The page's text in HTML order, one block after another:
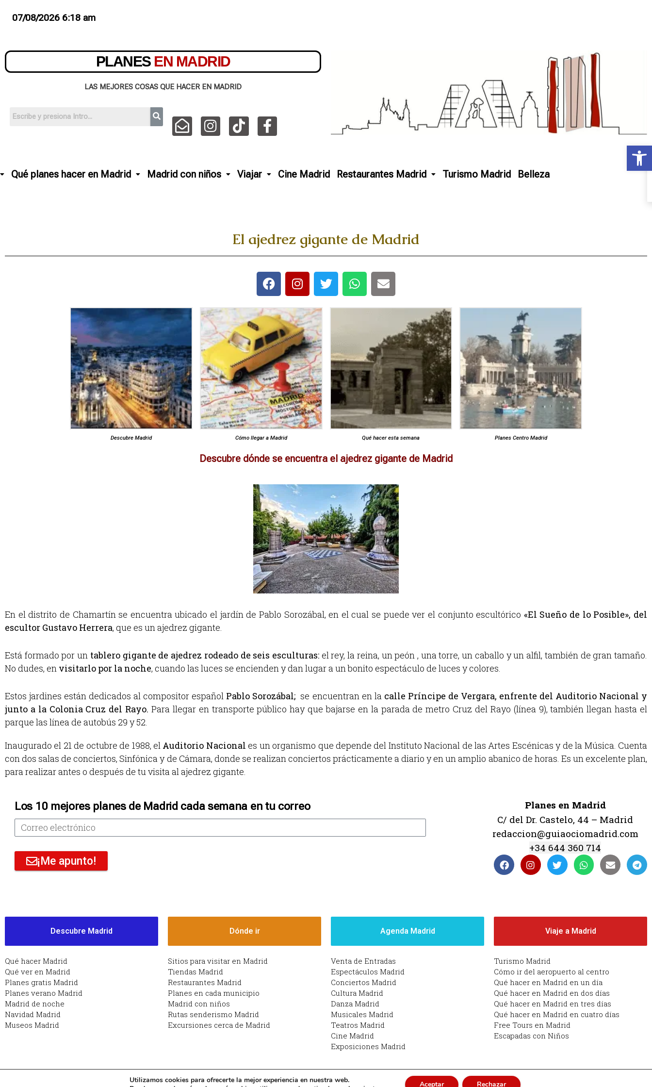
07/08/2026 6:18 am
PLANES EN MADRID
LAS MEJORES COSAS QUE HACER EN MADRID
Qué planes hacer en Madrid Madrid con niños Viajar Cine Madrid Restaurantes Madrid Turismo Madrid Belleza
El ajedrez gigante de Madrid
Descubre Madrid Cómo llegar a Madrid Qué hacer esta semana Planes Centro Madrid
Descubre dónde se encuentra el ajedrez gigante de Madrid
En el distrito de Chamartín se encuentra ubicado el jardín de Pablo Sorozábal, en el cual se puede ver el conjunto escultórico «El Sueño de lo Posible», del
escultor Gustavo Herrera, que es un ajedrez gigante.
Está formado por un tablero gigante de ajedrez rodeado de seis esculturas: el rey, la reina, un peón , una torre, un caballo y un alfil, también de gran tamaño.
No dudes, en visitarlo por la noche, cuando las luces se encienden y dan lugar a un bonito espectáculo de luces y colores.
Estos jardines están dedicados al compositor español Pablo Sorozábal; se encuentran en la calle Príncipe de Vergara, enfrente del Auditorio Nacional y
junto a la Colonia Cruz del Rayo. Para llegar en transporte público hay que bajarse en la parada de metro Cruz del Rayo (línea 9), también llegan hasta el
parque las línea de autobús 29 y 52.
Inaugurado el 21 de octubre de 1988, elAuditorio Nacional es un organismo que depende del Instituto Nacional de las Artes Escénicas y de la Música. Cuenta
con dos salas de conciertos, Sinfónica y de Cámara, donde se realizan conciertos prácticamente a diario y en un amplio abanico de horas. Es un excelente plan,
para realizar antes o después de tu visita al ajedrez gigante.
Los 10 mejores planes de Madrid cada semana en tu correo
¡Me apunto!
Planes en Madrid
C/ del Dr. Castelo, 44 – Madrid
redaccion@guiaociomadrid.com
+34 644 360 714
Descubre Madrid
Qué hacer Madrid
Qué ver en Madrid
Planes gratis Madrid
Planes verano Madrid
Madrid de noche
Navidad Madrid
Museos Madrid
Dónde ir
Sitios para visitar en Madrid
Tiendas Madrid
Restaurantes Madrid
Planes en cada municipio
Madrid con niños
Rutas senderismo Madrid
Excursiones cerca de Madrid
Agenda Madrid
Venta de Entradas
Espectáculos Madrid
Conciertos Madrid
Cultura Madrid
Danza Madrid
Musicales Madrid
Teatros Madrid
Cine Madrid
Exposiciones Madrid
Viaje a Madrid
Turismo Madrid
Cómo ir del aeropuerto al centro
Qué hacer en Madrid en un día
Qué hacer en Madrid en dos días
Qué hacer en Madrid en tres días
Qué hacer en Madrid en cuatro días
Free Tours en Madrid
Escapadas con Niños
Utilizamos cookies para ofrecerte la mejor experiencia en nuestra web.
Aceptar Rechazar